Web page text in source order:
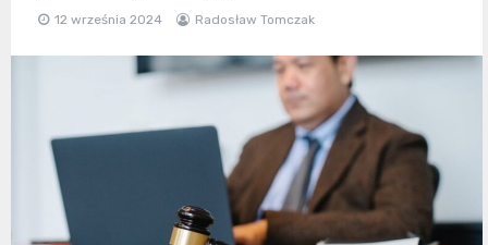
12 września 2024 Radosław Tomczak